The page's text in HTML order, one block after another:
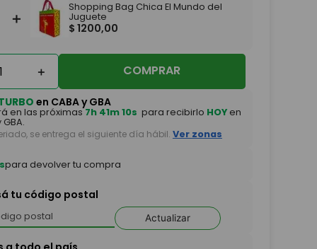
＋
Shopping Bag Chica El Mundo del
Juguete
$ 1200,00
＋ COMPRAR
en CABA y GBA
en las próximas7h 41m 09s para recibirlo HOY en
GBA.
se entrega el siguiente día hábil. Ver zonas
para devolver tu compra
tu código postal
Actualizar